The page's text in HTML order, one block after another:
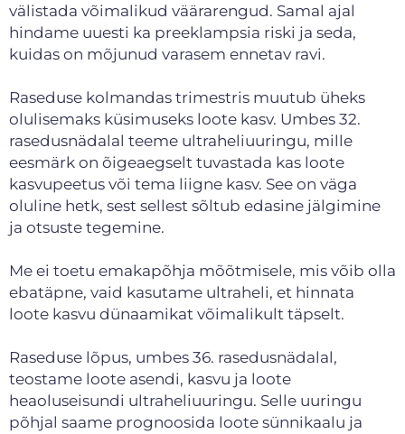
välistada võimalikud väärarengud. Samal ajal
hindame uuesti ka preeklampsia riski ja seda,
kuidas on mõjunud varasem ennetav ravi.
Raseduse kolmandas trimestris muutub üheks
olulisemaks küsimuseks loote kasv. Umbes 32.
rasedusnädalal teeme ultraheliuuringu, mille
eesmärk on õigeaegselt tuvastada kas loote
kasvupeetus või tema liigne kasv. See on väga
oluline hetk, sest sellest sõltub edasine jälgimine
ja otsuste tegemine.
Me ei toetu emakapõhja mõõtmisele, mis võib olla
ebatäpne, vaid kasutame ultraheli, et hinnata
loote kasvu dünaamikat võimalikult täpselt.
Raseduse lõpus, umbes 36. rasedusnädalal,
teostame loote asendi, kasvu ja loote
heaoluseisundi ultraheliuuringu. Selle uuringu
põhjal saame prognoosida loote sünnikaalu ja